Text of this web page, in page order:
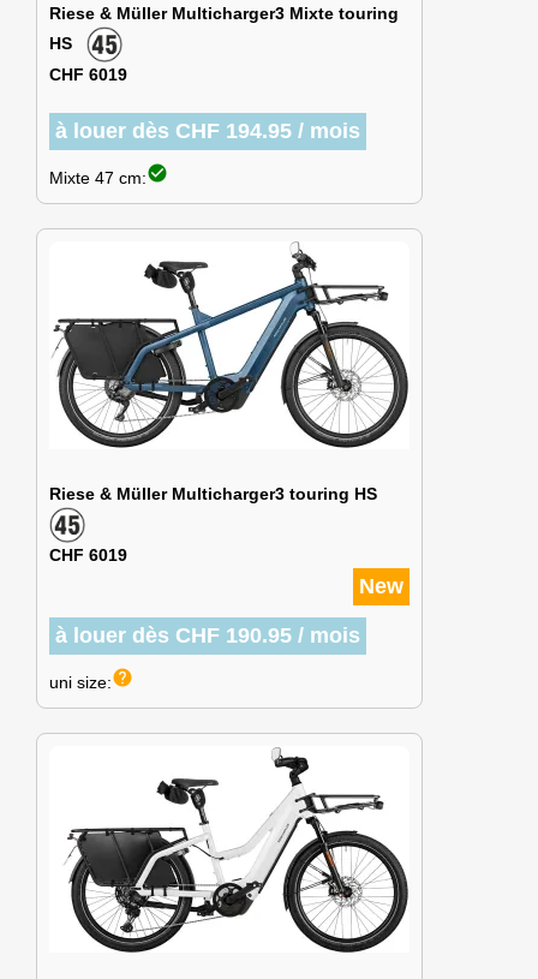
Riese & Müller Multicharger3 Mixte touring
HS
CHF 6019
à louer dès CHF 194.95 / mois
Mixte 47 cm:check_circle
Riese & Müller Multicharger3 touring HS
CHF 6019
New
à louer dès CHF 190.95 / mois
uni size:help